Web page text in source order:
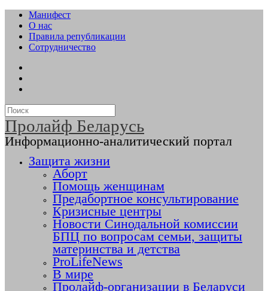
Манифест
О нас
Правила републикации
Сотрудничество
Пролайф Беларусь
Информационно-аналитический портал
Защита жизни
Аборт
Помощь женщинам
Предабортное консультирование
Кризисные центры
Новости Синодальной комиссии
БПЦ по вопросам семьи, защиты
материнства и детства
ProLifeNews
В мире
Пролайф-организации в Беларуси